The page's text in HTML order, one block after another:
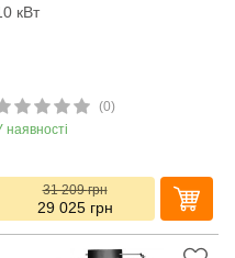
кВт
(0)
наявності
31 209грн
29 025 грн